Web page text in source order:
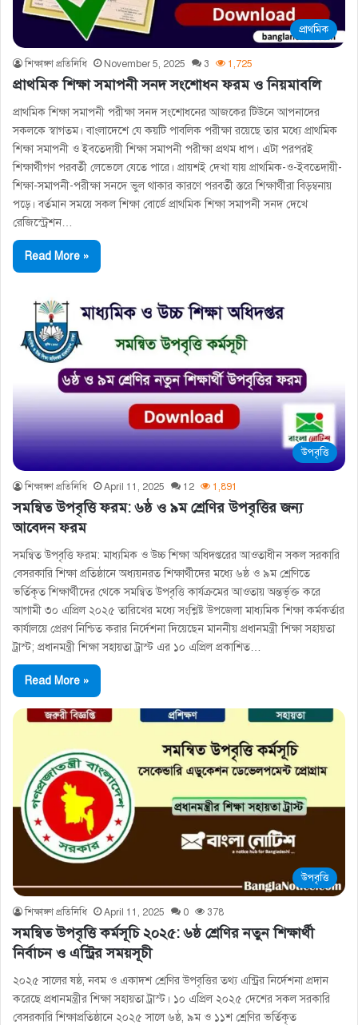
প্রাথমিক
শিক্ষাঙ্গণ প্রতিনিধি November 5, 2025 3 1,725
প্রাথমিক শিক্ষা সমাপনী সনদ সংশোধন ফরম ও নিয়মাবলি
প্রাথমিক শিক্ষা সমাপনী পরীক্ষা সনদ সংশোধনের আজকের টিউনে আপনাদের
সকলকে স্বাগতম। বাংলাদেশে যে কয়টি পাবলিক পরীক্ষা রয়েছে তার মধ্যে প্রাথমিক
শিক্ষা সমাপনী ও ইবতেদায়ী শিক্ষা সমাপনী পরীক্ষা প্রথম ধাপ। এটা পরপরই
শিক্ষার্থীগণ পরবর্তী লেভেলে যেতে পারে। প্রায়শই দেখা যায় প্রাথমিক-ও-ইবতেদায়ী-
শিক্ষা-সমাপনী-পরীক্ষা সনদে ভুল থাকার কারণে পরবর্তী স্তরে শিক্ষার্থীরা বিড়ম্বনায়
পড়ে। বর্তমান সময়ে সকল শিক্ষা বোর্ডে প্রাথমিক শিক্ষা সমাপনী সনদ দেখে
রেজিস্ট্রেশন…
Read More »
উপবৃত্তি
শিক্ষাঙ্গণ প্রতিনিধি April 11, 2025 12 1,891
সমন্বিত উপবৃত্তি ফরম: ৬ষ্ঠ ও ৯ম শ্রেণির উপবৃত্তির জন্য
আবেদন ফরম
সমন্বিত উপবৃত্তি ফরম: মাধ্যমিক ও উচ্চ শিক্ষা অধিদপ্তরের আওতাধীন সকল সরকারি
বেসরকারি শিক্ষা প্রতিষ্ঠানে অধ্যয়নরত শিক্ষার্থীদের মধ্যে ৬ষ্ঠ ও ৯ম শ্রেণিতে
ভর্তিকৃত শিক্ষার্থীদের থেকে সমন্বিত উপবৃত্তি কার্যক্রমের আওতায় অন্তর্ভৃক্ত করে
আগামী ৩০ এপ্রিল ২০২৫ তারিখের মধ্যে সংশ্লিষ্ট উপজেলা মাধ্যমিক শিক্ষা কর্মকর্তার
কার্যালয়ে প্রেরণ নিশ্চিত করার নির্দেশনা দিয়েছেন মাননীয় প্রধানমন্ত্রী শিক্ষা সহায়তা
ট্রাস্ট; প্রধানমন্ত্রী শিক্ষা সহায়তা ট্রাস্ট এর ১০ এপ্রিল প্রকাশিত…
Read More »
উপবৃত্তি
শিক্ষাঙ্গণ প্রতিনিধি April 11, 2025 0 378
সমন্বিত উপবৃত্তি কর্মসূচি ২০২৫: ৬ষ্ঠ শ্রেণির নতুন শিক্ষার্থী
নির্বাচন ও এন্ট্রির সময়সূচী
২০২৫ সালের ষষ্ঠ, নবম ও একাদশ শ্রেণির উপবৃত্তির তথ্য এন্ট্রির নির্দেশনা প্রদান
করেছে প্রধানমন্ত্রীর শিক্ষা সহায়তা ট্রাস্ট। ১০ এপ্রিল ২০২৫ দেশের সকল সরকারি
বেসরকারি শিক্ষাপ্রতিষ্ঠানে ২০২৫ সালে ৬ষ্ঠ, ৯ম ও ১১শ শ্রেণির ভর্তিকৃত